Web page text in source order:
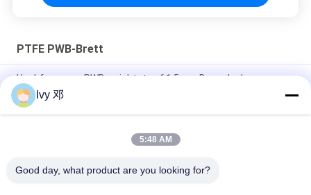
PTFE PWB-Brett
Hochfrequenz-PWB errichtet auf 1.5mm Doppelschweren
kupfernen Leiterplatten schicht-PTFE (Teflon)
3 mm keine Seidenwand PTFE-PCB-Board Heißluftlöten
Doppelschicht Hochfrequenz-PWB errichtet auf 2oz Kupfer
Ivy 邓
5:48 AM
Good day, what product are you looking for?